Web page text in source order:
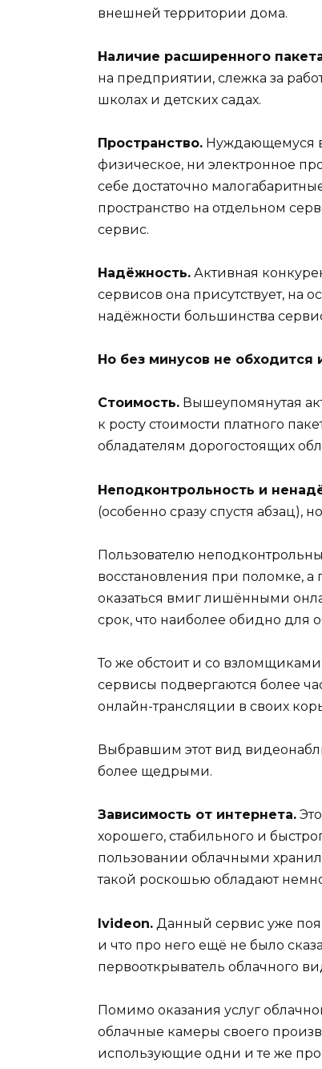
внешней территории дома.
Наличие расширенного
на предприятии, слежка за
школах и детских садах.
Пространство. Нуждающемуся
физическое, ни электронное
себе достаточно
пространство на отдельном
сервис.
Надёжность. Активная
сервисов она присутствует, на
надёжности большинства
Но без минусов не
Стоимость. Вышеупомянутая
к росту стоимости платного
обладателям дорогостоящих
Неподконтрольность и
(особенно сразу спустя абзац), но
Пользователю
восстановления при поломке,
оказаться вмиг лишёнными
срок, что наиболее обидно для
То же обстоит и со
сервисы подвергаются более
онлайн-трансляции в своих
Выбравшим этот вид
более щедрыми.
Зависимость от интернета.
хорошего, стабильного и
пользовании облачными
такой роскошью обладают
Ivideon. Данный сервис уже
и что про него ещё не было
первооткрыватель облачного
Помимо оказания услуг
облачные камеры своего
использующие одни и те же